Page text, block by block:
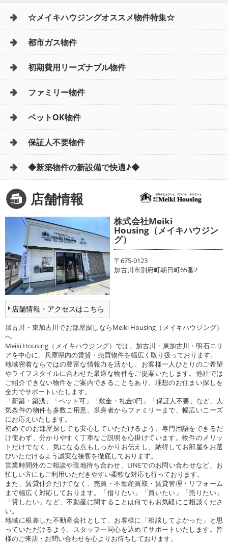
☆メイキハウジングオススメ物件特集☆
都市ガス物件
初期費用リーズナブル物件
ファミリー物件
ペットOK物件
保証人不要物件
◆新築物件の新設備で快適♪◆
店舗情報
店舗情報・アクセスはこちら
株式会社Meiki
Housing（メイキハウジン
グ）
〒675-0123
加古川市別府町朝日町65番2
加古川・東加古川でお部屋探しならMeiki Housing（メイキハウジング）
へ
Meiki Housing（メイキハウジング）では、加古川・東加古川・明石エリ
アを中心に、兵庫県内の賃貸・売買物件を幅広く取り扱っております。
地域密着ならではの豊富な情報力を活かし、お客様一人ひとりのご希望
やライフスタイルに合わせた最適な物件をご提案いたします。他社では
ご紹介できない物件をご案内できることもあり、理想のお住まい探しを
全力でサポートいたします。
「新築・築浅」「ペット可」「敷金・礼金0円」「保証人不要」など、人
気条件の物件も多数ご用意。単身者からファミリーまで、幅広いニーズ
にお応えいたします。
初めてのお部屋探しでも安心していただけるよう、専門用語をできるだ
け使わず、分かりやすく丁寧なご説明を心掛けています。物件のメリッ
トだけでなく、気になる点もしっかりお伝えし、納得してお部屋をお選
びいただけるよう誠実な接客を徹底しております。
営業時間外のご相談や現地待ち合わせ、LINEでのお問い合わせなど、お
忙しい方にもご利用いただきやすい柔軟な対応も行っております。
また、賃貸仲介だけでなく、売買・不動産買取・賃貸管理・リフォーム
まで幅広く対応しております。「借りたい」「買いたい」「売りたい」
「貸したい」など、不動産に関することは何でもお気軽にご相談くださ
い。
地域に根差した不動産会社として、お客様に「相談してよかった」と思
っていただけるよう、スタッフ一同心を込めてサポートいたします。皆
様のご来店・お問い合わせを心よりお待ちしております。